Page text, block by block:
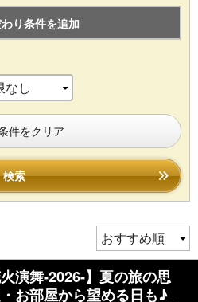
り条件を追加
件をクリア
検索
演舞-2026-】夏の旅の思
お部屋から望める日も♪_